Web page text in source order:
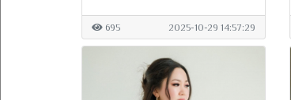
695 2025-10-29 14:57:29